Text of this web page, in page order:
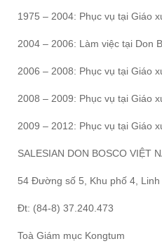
1975 – 2004: Phục vụ tại Giáo
2004 – 2006: Làm việc tại Don
2006 – 2008: Phục vụ tại Giáo
2008 – 2009: Phục vụ tại Giáo
2009 – 2012: Phục vụ tại Giáo
SALESIAN DON BOSCO VIỆT
54 Đường số 5, Khu phố 4,
Đt: (84-8) 37.240.473
Toà Giám mục Kongtum